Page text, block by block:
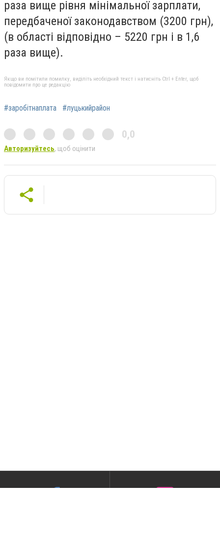
раза вище рівня мінімальної зарплати,
передбаченої законодавством (3200 грн),
(в області відповідно – 5220 грн і в 1,6
раза вище).
Якщо ви помітили помилку, виділіть необхідний текст і натисніть Ctrl + Enter, щоб
повідомити про це редакцію
#заробітнаплата #луцькийрайон
0,0
Авторизуйтесь, щоб оцінити